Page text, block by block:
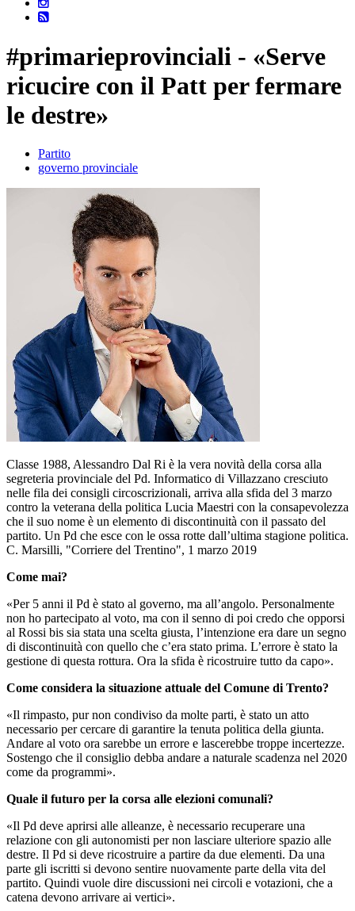
#primarieprovinciali - «Serve
ricucire con il Patt per fermare
le destre»
Partito
governo provinciale
Classe 1988, Alessandro Dal Ri è la vera novità della corsa alla
segreteria provinciale del Pd. Informatico di Villazzano cresciuto
nelle fila dei consigli circoscrizionali, arriva alla sfida del 3 marzo
contro la veterana della politica Lucia Maestri con la consapevolezza
che il suo nome è un elemento di discontinuità con il passato del
partito. Un Pd che esce con le ossa rotte dall’ultima stagione politica.
C. Marsilli, "Corriere del Trentino", 1 marzo 2019
Come mai?
«Per 5 anni il Pd è stato al governo, ma all’angolo. Personalmente
non ho partecipato al voto, ma con il senno di poi credo che opporsi
al Rossi bis sia stata una scelta giusta, l’intenzione era dare un segno
di discontinuità con quello che c’era stato prima. L’errore è stato la
gestione di questa rottura. Ora la sfida è ricostruire tutto da capo».
Come considera la situazione attuale del Comune di Trento?
«Il rimpasto, pur non condiviso da molte parti, è stato un atto
necessario per cercare di garantire la tenuta politica della giunta.
Andare al voto ora sarebbe un errore e lascerebbe troppe incertezze.
Sostengo che il consiglio debba andare a naturale scadenza nel 2020
come da programmi».
Quale il futuro per la corsa alle elezioni comunali?
«Il Pd deve aprirsi alle alleanze, è necessario recuperare una
relazione con gli autonomisti per non lasciare ulteriore spazio alle
destre. Il Pd si deve ricostruire a partire da due elementi. Da una
parte gli iscritti si devono sentire nuovamente parte della vita del
partito. Quindi vuole dire discussioni nei circoli e votazioni, che a
catena devono arrivare ai vertici».